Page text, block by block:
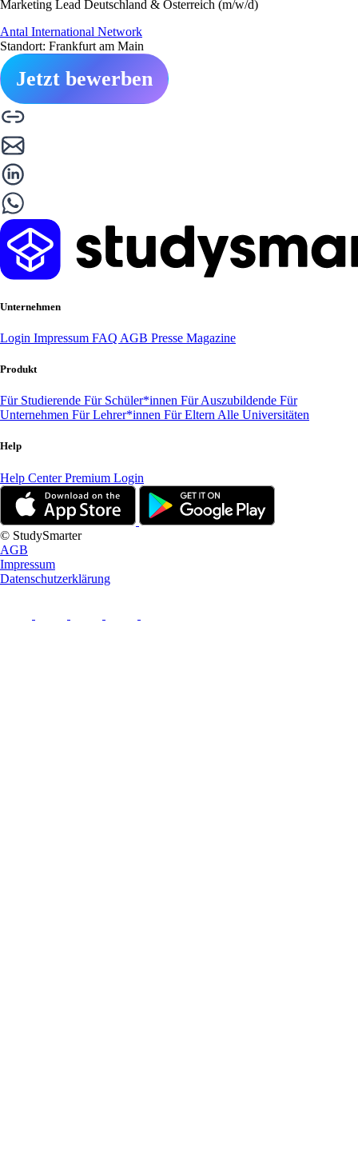
Marketing Lead Deutschland & Österreich (m/w/d)
Antal International Network
Standort: Frankfurt am Main
Jetzt bewerben
Unternehmen
Login Impressum FAQ AGB Presse Magazine
Produkt
Für Studierende Für Schüler*innen Für Auszubildende Für
Unternehmen Für Lehrer*innen Für Eltern Alle Universitäten
Help
Help CenterPremium Login
© StudySmarter
AGB
Impressum
Datenschutzerklärung